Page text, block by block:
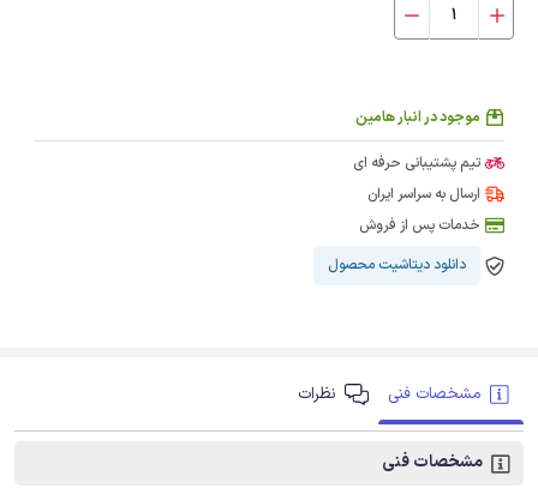
موجود در انبار هامین
تیم پشتیبانی حرفه ای
ارسال به سراسر ایران
خدمات پس از فروش
دانلود دیتاشیت محصول
مشخصات فنی نظرات
مشخصات فنی